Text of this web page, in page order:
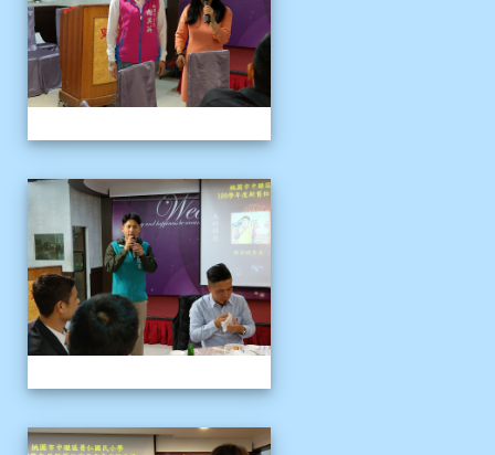
109上新舊任會長交接典
109上新舊任會長交接典